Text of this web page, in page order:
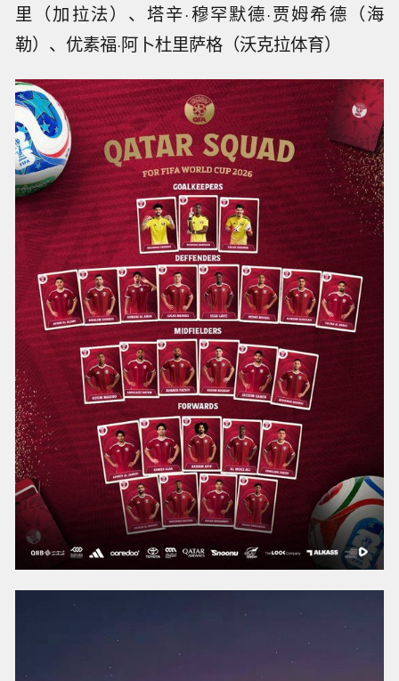
里（加拉法）、塔辛·穆罕默德·贾姆希德（海
勒）、优素福·阿卜杜里萨格（沃克拉体育）